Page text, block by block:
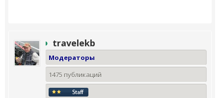
travelekb
Модераторы
1475 публикаций